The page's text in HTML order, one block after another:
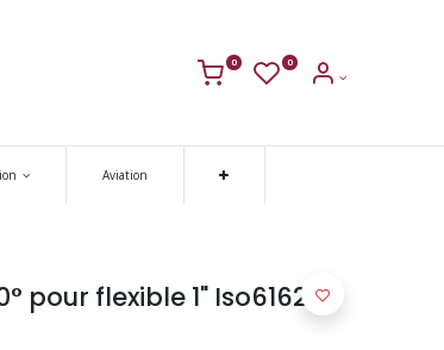
0 0
Aviation
pour flexible 1" Iso6162-1